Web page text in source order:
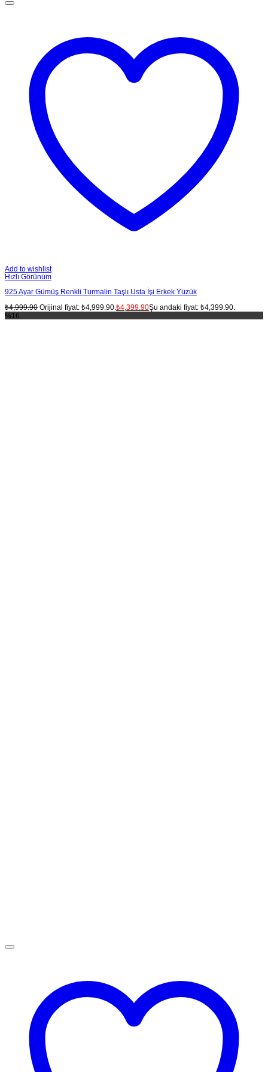
Add to wishlist
Hızlı Görünüm
925 Ayar Gümüş Renkli Turmalin Taşlı Usta İşi Erkek Yüzük
₺4,999.90 Orijinal fiyat: ₺4,999.90. ₺4,399.90Şu andaki fiyat: ₺4,399.90.
%16